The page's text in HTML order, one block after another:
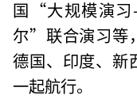
国“大规模演
尔”联合演习等
德国、印度、新
一起航行。